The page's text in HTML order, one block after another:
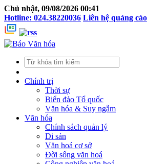
Chủ nhật, 09/08/2026 00:41
Hotline: 024.38220036 Liên hệ quảng cáo
Chính trị
Thời sự
Biển đảo Tổ quốc
Văn hóa & Suy ngẫm
Văn hóa
Chính sách quản lý
Di sản
Văn hoá cơ sở
Đời sống văn hoá